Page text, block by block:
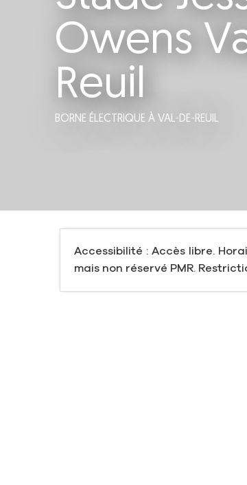
Owens
Reuil
BORNE ÉLECTRIQUE À VAL-DE-REUIL
Accessibilité : Accès libre.
mais non réservé PMR.